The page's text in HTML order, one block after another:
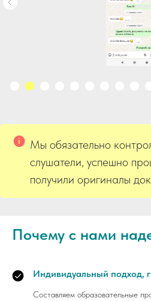
Мы обязательно
слушатели, успешно
получили оригиналы
Почему с нами
Индивидуальный подход,
Составляем образовательные